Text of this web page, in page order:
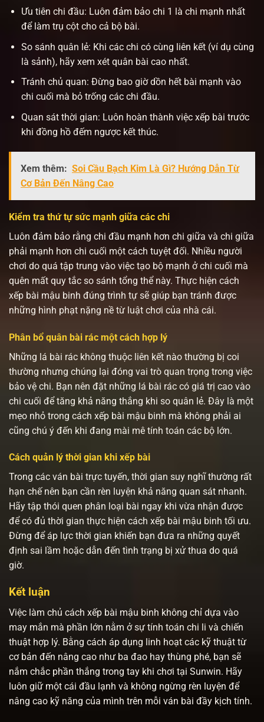
Ưu tiên chi đầu: Luôn đảm bảo chi 1 là chi mạnh nhất
để làm trụ cột cho cả bộ bài.
So sánh quân lẻ: Khi các chi có cùng liên kết (ví dụ cùng
là sảnh), hãy xem xét quân bài cao nhất.
Tránh chủ quan: Đừng bao giờ dồn hết bài mạnh vào
chi cuối mà bỏ trống các chi đầu.
Quan sát thời gian: Luôn hoàn thành việc xếp bài trước
khi đồng hồ đếm ngược kết thúc.
Xem thêm: Soi Cầu Bạch Kim Là Gì? Hướng Dẫn Từ
Cơ Bản Đến Nâng Cao
Kiểm tra thứ tự sức mạnh giữa các chi
Luôn đảm bảo rằng chi đầu mạnh hơn chi giữa và chi giữa
phải mạnh hơn chi cuối một cách tuyệt đối. Nhiều người
chơi do quá tập trung vào việc tạo bộ mạnh ở chi cuối mà
quên mất quy tắc so sánh tổng thể này. Thực hiện cách
xếp bài mậu binh đúng trình tự sẽ giúp bạn tránh được
những hình phạt nặng nề từ luật chơi của nhà cái.
Phân bổ quân bài rác một cách hợp lý
Những lá bài rác không thuộc liên kết nào thường bị coi
thường nhưng chúng lại đóng vai trò quan trọng trong việc
bảo vệ chi. Bạn nên đặt những lá bài rác có giá trị cao vào
chi cuối để tăng khả năng thắng khi so quân lẻ. Đây là một
mẹo nhỏ trong cách xếp bài mậu binh mà không phải ai
cũng chú ý đến khi đang mài mê tính toán các bộ lớn.
Cách quản lý thời gian khi xếp bài
Trong các ván bài trực tuyến, thời gian suy nghĩ thường rất
hạn chế nên bạn cần rèn luyện khả năng quan sát nhanh.
Hãy tập thói quen phân loại bài ngay khi vừa nhận được
để có đủ thời gian thực hiện cách xếp bài mậu binh tối ưu.
Đừng để áp lực thời gian khiến bạn đưa ra những quyết
định sai lầm hoặc dẫn đến tình trạng bị xử thua do quá
giờ.
Kết luận
Việc làm chủ cách xếp bài mậu binh không chỉ dựa vào
may mắn mà phần lớn nằm ở sự tính toán chi li và chiến
thuật hợp lý. Bằng cách áp dụng linh hoạt các kỹ thuật từ
cơ bản đến nâng cao như ba đao hay thùng phé, bạn sẽ
nắm chắc phần thắng trong tay khi chơi tại Sunwin. Hãy
luôn giữ một cái đầu lạnh và không ngừng rèn luyện để
nâng cao kỹ năng của mình trên mỗi ván bài đầy kịch tính.